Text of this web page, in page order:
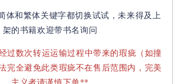
体和繁体关键字都切换试试，未来得及上
架的书籍欢迎带书名询问
过数次转运运输过程中带来的瑕疵（如撞
完全避免此类瑕疵不在售后范围内，完美